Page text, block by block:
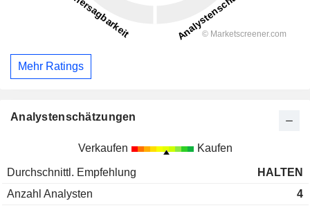
Mehr Ratings
Analystenschätzungen
Verkaufen Kaufen
Durchschnittl. Empfehlung
HALTEN
Anzahl Analysten
4